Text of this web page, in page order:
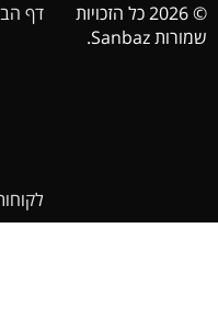
© 2026 כל הזכויות
שמורות Sanbaz.
דף